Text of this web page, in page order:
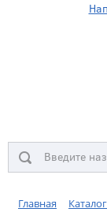
Главная